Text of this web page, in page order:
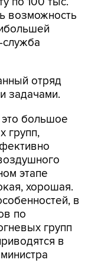
возможность
служба
отряд
задачами.
большое
групп,
этапе
хорошая.
в
по
групп
в